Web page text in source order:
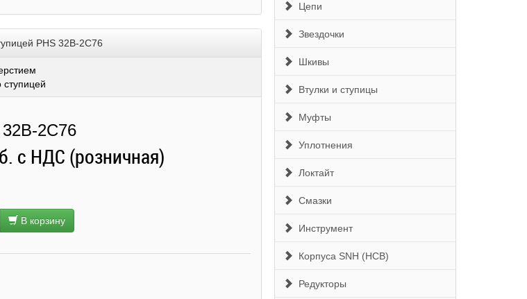
PHS 32B-2C76
2C76
с НДС (розничная)
В корзину
Цепи
Звездочки
Шкивы
Втулки и ступицы
Муфты
Уплотнения
Локтайт
Смазки
Инструмент
Корпуса SNH (HCB)
Редукторы